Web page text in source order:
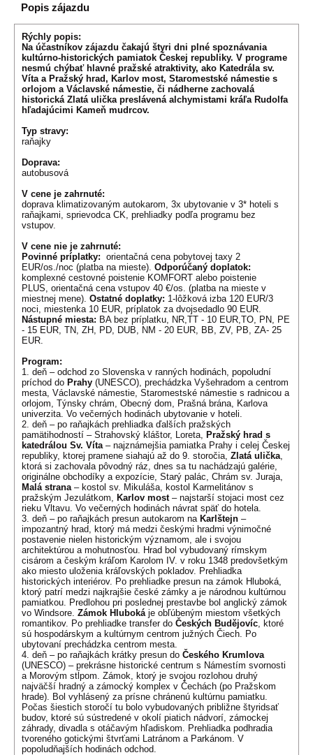
Popis zájazdu
Rýchly popis:
Na účastníkov zájazdu čakajú štyri dni plné spoznávania
kultúrno-historických pamiatok Českej republiky. V programe
nesmú chýbať hlavné pražské atraktivity, ako Katedrála sv.
Víta a Pražský hrad, Karlov most, Staromestské námestie s
orlojom a Václavské námestie, či nádherne zachovalá
historická Zlatá ulička preslávená alchymistami kráľa Rudolfa
hľadajúcimi Kameň mudrcov.
Typ stravy:
raňajky
Doprava:
autobusová
V cene je zahrnuté:
doprava klimatizovaným autokarom, 3x ubytovanie v 3* hoteli s
raňajkami, sprievodca CK, prehliadky podľa programu bez
vstupov.
V cene nie je zahrnuté:
Povinné príplatky: orientačná cena pobytovej taxy 2
EUR/os./noc (platba na mieste). Odporúčaný doplatok:
komplexné cestovné poistenie KOMFORT alebo poistenie
PLUS, orientačná cena vstupov 40 €/os. (platba na mieste v
miestnej mene). Ostatné doplatky: 1-lôžková izba 120 EUR/3
noci, miestenka 10 EUR, príplatok za dvojsedadlo 90 EUR.
Nástupné miesta: BA bez príplatku, NR,TT - 10 EUR,TO, PN, PE
- 15 EUR, TN, ZH, PD, DUB, NM - 20 EUR, BB, ZV, PB, ZA- 25
EUR.
Program:
1. deň – odchod zo Slovenska v ranných hodinách, popoludní
príchod do Prahy (UNESCO), prechádzka Vyšehradom a centrom
mesta, Václavské námestie, Staromestské námestie s radnicou a
orlojom, Týnsky chrám, Obecný dom, Prašná brána, Karlova
univerzita. Vo večerných hodinách ubytovanie v hoteli.
2. deň – po raňajkách prehliadka ďalších pražských
pamätihodností – Strahovský kláštor, Loreta, Pražský hrad s
katedrálou Sv. Víta – najznámejšia pamiatka Prahy i celej Českej
republiky, ktorej pramene siahajú až do 9. storočia, Zlatá ulička
ktorá si zachovala pôvodný ráz, dnes sa tu nachádzajú galérie,
originálne obchodíky a expozície, Starý palác, Chrám sv. Juraja,
Malá strana – kostol sv. Mikuláša, kostol Karmelitánov s
pražským Jezulátkom, Karlov most – najstarší stojaci most cez
rieku Vltavu. Vo večerných hodinách návrat späť do hotela.
3. deň – po raňajkách presun autokarom na Karlštejn –
impozantný hrad, ktorý má medzi českými hradmi výnimočné
postavenie nielen historickým významom, ale i svojou
architektúrou a mohutnosťou. Hrad bol vybudovaný rímskym
cisárom a českým kráľom Karolom IV. v roku 1348 predovšetkým
ako miesto uloženia kráľovských pokladov. Prehliadka
historických interiérov. Po prehliadke presun na zámok Hluboká,
ktorý patrí medzi najkrajšie české zámky a je národnou kultúrnou
pamiatkou. Predlohou pri poslednej prestavbe bol anglický zámok
vo Windsore. Zámok Hluboká je obľúbeným miestom všetkých
romantikov. Po prehliadke transfer do Českých Budějovíc , ktoré
sú hospodárskym a kultúrnym centrom južných Čiech. Po
ubytovaní prechádzka centrom mesta.
4. deň – po raňajkách krátky presun do Českého Krumlova
(UNESCO) – prekrásne historické centrum s Námestím svornosti
a Morovým stĺpom. Zámok, ktorý je svojou rozlohou druhý
najväčší hradný a zámocký komplex v Čechách (po Pražskom
hrade). Bol vyhlásený za prísne chránenú kultúrnu pamiatku.
Počas šiestich storočí tu bolo vybudovaných približne štyridsať
budov, ktoré sú sústredené v okolí piatich nádvorí, zámockej
záhrady, divadla s otáčavým hľadiskom. Prehliadka podhradia
tvoreného gotickými štvrťami Latránom a Parkánom. V
popoludňajších hodinách odchod.